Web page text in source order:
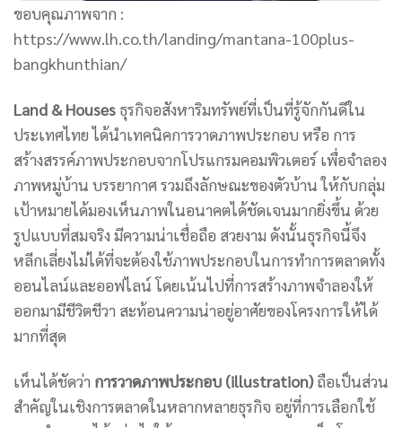
ขอบคุณภาพจาก :
https://www.lh.co.th/landing/mantana-100plus-
bangkhunthian/
Land & Houses ธุรกิจอสังหาริมทรัพย์ที่เป็นที่รู้จักกันดีใน
ประเทศไทย ได้นำเทคนิคการวาดภาพประกอบ หรือ การ
สร้างสรรค์ภาพประกอบจากโปรแกรมคอมพิวเตอร์ เพื่อจำลอง
ภาพหมู่บ้าน บรรยากาศ รวมถึงลักษณะของตัวบ้าน ให้กับกลุ่ม
เป้าหมายได้มองเห็นภาพในอนาคตได้ชัดเจนมากยิ่งขึ้น ด้วย
รูปแบบที่สมจริง มีความน่าเชื่อถือ สวยงาม ดังนั้นธุรกิจนี้จึง
หลีกเลี่ยงไม่ได้ที่จะต้องใช้ภาพประกอบในการทำการตลาดทั้ง
ออนไลน์และออฟไลน์ โดยเน้นไปที่การสร้างภาพจำลองให้
ออกมามีชีวิตชีวา สะท้อนความน่าอยู่อาศัยของโครงการให้ได้
มากที่สุด
เห็นได้ชัดว่า การวาดภาพประกอบ (illustration)ถือเป็นส่วน
สำคัญในเชิงการตลาดในหลากหลายธุรกิจ อยู่ที่การเลือกใช้